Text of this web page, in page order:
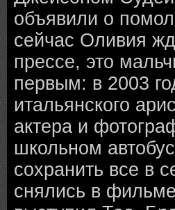
объявили о
сейчас Оливия
прессе, это
первым: в 2003
итальянского
актера и
школьном
сохранить все в
снялись в